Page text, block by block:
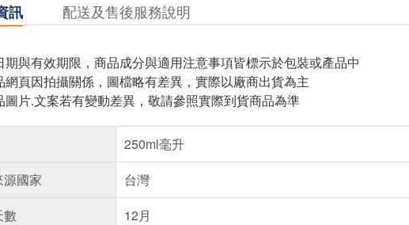
訊 配送及售後服務說明
期與有效期限，商品成分與適用注意事項皆標示於包裝或產品中
網頁因拍攝關係，圖檔略有差異，實際以廠商出貨為主
圖片.文案若有變動差異，敬請參照實際到貨商品為準
250ml毫升
國家
台灣
數
12月